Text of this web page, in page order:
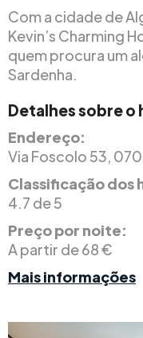
Com a cidade de
Kevin’s Charming
quem procura um
Sardenha.
Detalhes sobre o
Endereço:
Via Foscolo 53,
Classificação dos
4.7 de 5
Preço por noite:
A partir de 68 €
Mais informações